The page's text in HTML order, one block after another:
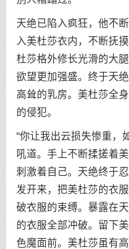
天绝已陷入疯狂，他不
入美杜莎衣内，不断抚
杜莎格外修长光滑的大
欲望更加强盛。终于天
高耸的乳房。美杜莎全
的侵犯。
“你让我出云损失惨重，
吼道。手上不断揉搓着
刺激着自己。天绝终于
发开来，把美杜莎的衣
破衣服的束缚。暴露在
的衣服全部冲破。留下
色魔面前。美杜莎虽有